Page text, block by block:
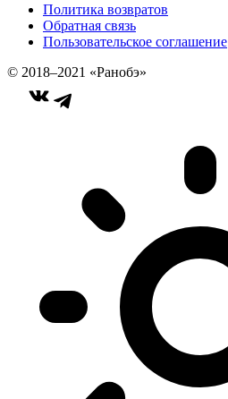
Политика возвратов
Обратная связь
Пользовательское соглашение
© 2018–2021 «Ранобэ»